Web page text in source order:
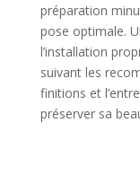
préparation
pose optimale.
l’installation
suivant les
finitions et
préserver sa